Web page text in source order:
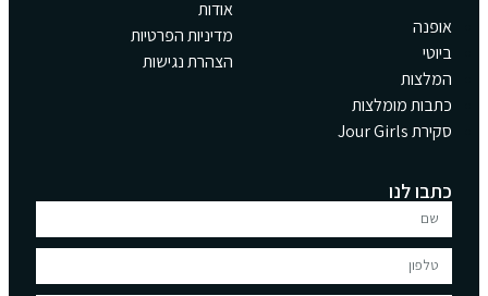
אופנה
ביוטי
המלצות
כתבות מומלצות
סקירת Jour Girls
אודות
מדיניות הפרטיות
הצהרת נגישות
כתבו לנו